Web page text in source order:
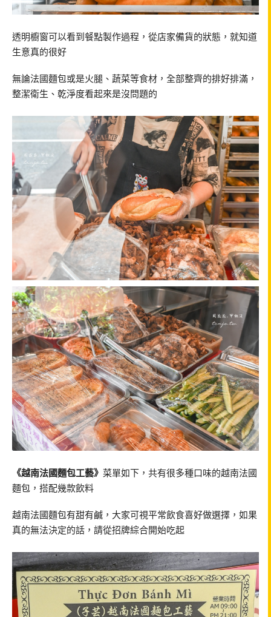
透明櫥窗可以看到餐點製作過程，從店家備貨的狀態，就知道
生意真的很好
無論法國麵包或是火腿、蔬菜等食材，全部整齊的排好排滿，
整潔衛生、乾淨度看起來是沒問題的
《越南法國麵包工藝》 菜單如下，共有很多種口味的越南法國
麵包，搭配幾款飲料
越南法國麵包有甜有鹹，大家可視平常飲食喜好做選擇，如果
真的無法決定的話，請從招牌綜合開始吃起